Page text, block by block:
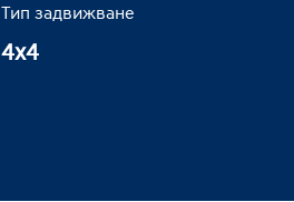
Тип задвижване
4x4